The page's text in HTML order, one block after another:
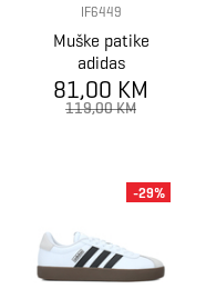
IF6449
Muške patike
adidas
COURTBLOCK
81,00 KM
119,00 KM
-29%